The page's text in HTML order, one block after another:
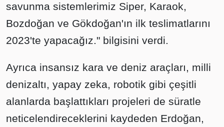
savunma sistemlerimiz Siper, Karaok,
Bozdoğan ve Gökdoğan'ın ilk teslimatlarını
2023'te yapacağız." bilgisini verdi.
Ayrıca insansız kara ve deniz araçları, milli
denizaltı, yapay zeka, robotik gibi çeşitli
alanlarda başlattıkları projeleri de süratle
neticelendireceklerini kaydeden Erdoğan,